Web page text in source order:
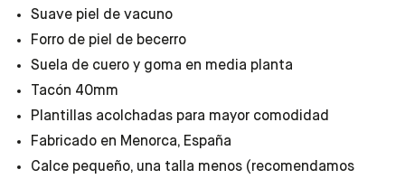
Suave piel de vacuno
Forro de piel de becerro
Suela de cuero y goma en media planta
Tacón 40mm
Plantillas acolchadas para mayor comodidad
Fabricado en Menorca, España
Calce pequeño, una talla menos (recomendamos